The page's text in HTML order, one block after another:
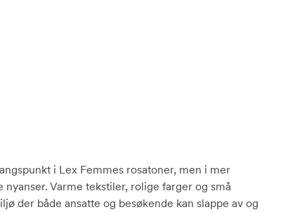
i Lex Femmes rosatoner, men i mer
Varme tekstiler, rolige farger og små
der både ansatte og besøkende kan slappe av og